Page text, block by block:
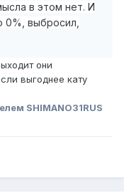
в этом нет. И
0%, выбросил,
они
выгоднее кату
SHIMANO31RUS